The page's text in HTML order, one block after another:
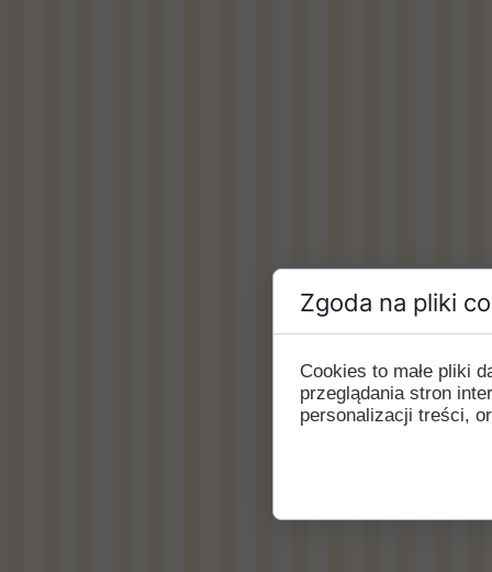
Zgoda na pliki
Cookies to małe pliki
przeglądania stron
personalizacji treści,